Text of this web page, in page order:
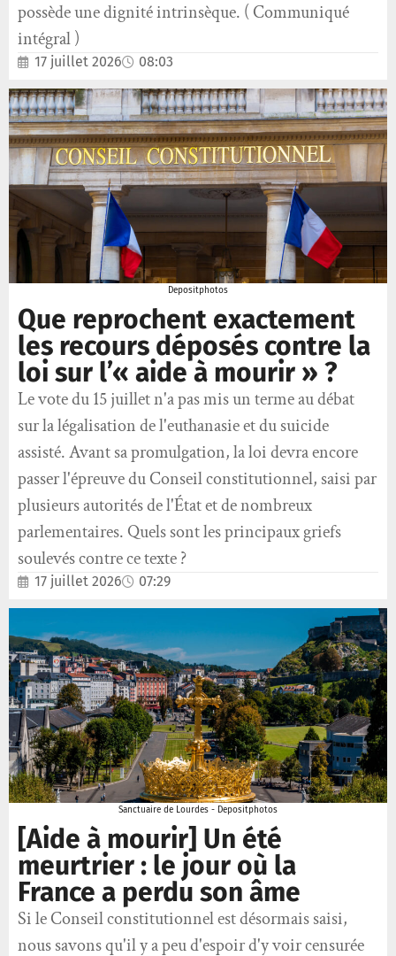
possède une dignité intrinsèque. ( Communiqué
intégral )
17 juillet 2026 08:03
Depositphotos
Que reprochent exactement
les recours déposés contre la
loi sur l’« aide à mourir » ?
Le vote du 15 juillet n'a pas mis un terme au débat
sur la légalisation de l'euthanasie et du suicide
assisté. Avant sa promulgation, la loi devra encore
passer l'épreuve du Conseil constitutionnel, saisi par
plusieurs autorités de l'État et de nombreux
parlementaires. Quels sont les principaux griefs
soulevés contre ce texte ?
17 juillet 2026 07:29
Sanctuaire de Lourdes - Depositphotos
[Aide à mourir] Un été
meurtrier : le jour où la
France a perdu son âme
Si le Conseil constitutionnel est désormais saisi,
nous savons qu'il y a peu d'espoir d'y voir censurée